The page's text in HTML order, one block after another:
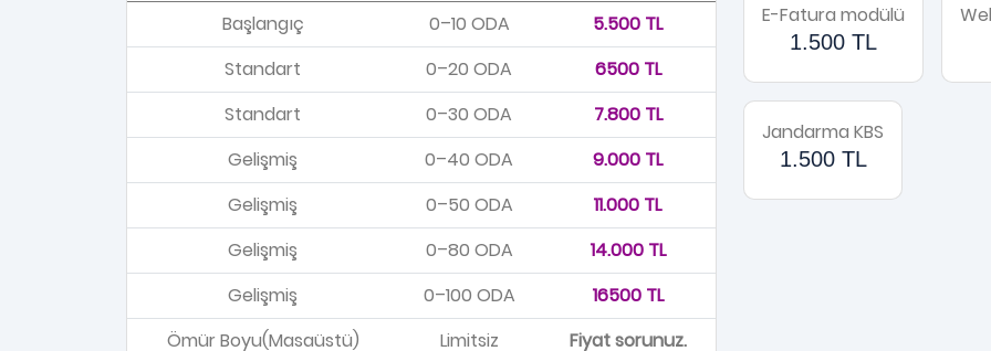
Başlangıç
0–10 ODA
5.500 TL
Standart
0–20 ODA
6500 TL
Standart
0–30 ODA
7.800 TL
Gelişmiş
0–40 ODA
9.000 TL
Gelişmiş
0–50 ODA
11.000 TL
Gelişmiş
0–80 ODA
14.000 TL
Gelişmiş
0–100 ODA
16500 TL
Ömür Boyu(Masaüstü)
Limitsiz Fiyat sorunuz.
E-Fatura modülü
1.500 TL
Jandarma KBS
1.500 TL